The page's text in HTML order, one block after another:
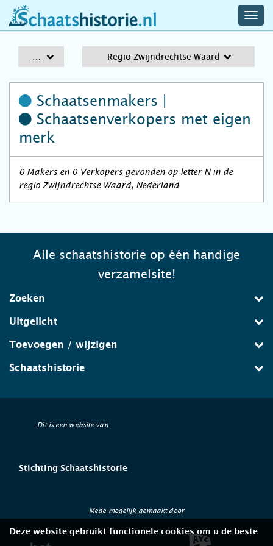
schaatshistorie.nl
Regio Zwijndrechtse Waard
Schaatsenmakers |
Schaatsenverkopers met eigen
merk
0 Makers en 0 Verkopers gevonden op letter N in de
regio Zwijndrechtse Waard, Nederland
Alle schaatshistorie op één handige
verzamelsite!
Zoeken
Uitgelicht
Toevoegen / wijzigen
Schaatshistorie
Dit is een website van
Stichting Schaatshistorie
Mede mogelijk gemaakt door
Deze website gebruikt functionele cookies om u de beste